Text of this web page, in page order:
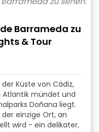
Barrameda zu
& Tour
Küste von Cádiz,
Atlantik mündet und
Doñana liegt.
einzige Ort, an
wird - ein delikater,